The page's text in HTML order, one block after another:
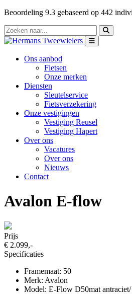
Beoordeling 9.3 gebaseerd op 442
Ons aanbod
Fietsen
Onze merken
Diensten
Sleutelservice
Fietsverzekering
Onze vestigingen
Vestiging Reusel
Vestiging Hapert
Over ons
Vacatures
Over ons
Nieuws
Contact
Avalon E-flow
Prijs
€ 2.099,-
Specificaties
Framemaat: 50
Merk: Avalon
Model: E-Flow D50mat